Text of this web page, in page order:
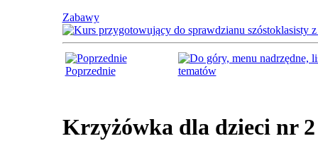
Zabawy
Poprzednie tematów
Krzyżówka dla dzieci nr 2